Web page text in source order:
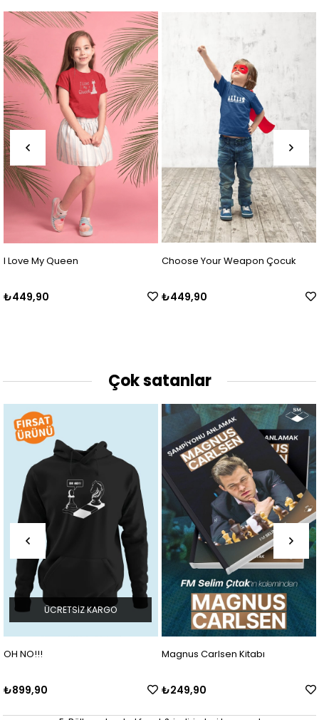
Choose Your Weapon Çocuk Eat Chess Sleep
Çok satanlar
OH NO!!!
₺899,90
ÜCRETSIZ KARGO
Magnus Carlsen Kitabı
₺249,90